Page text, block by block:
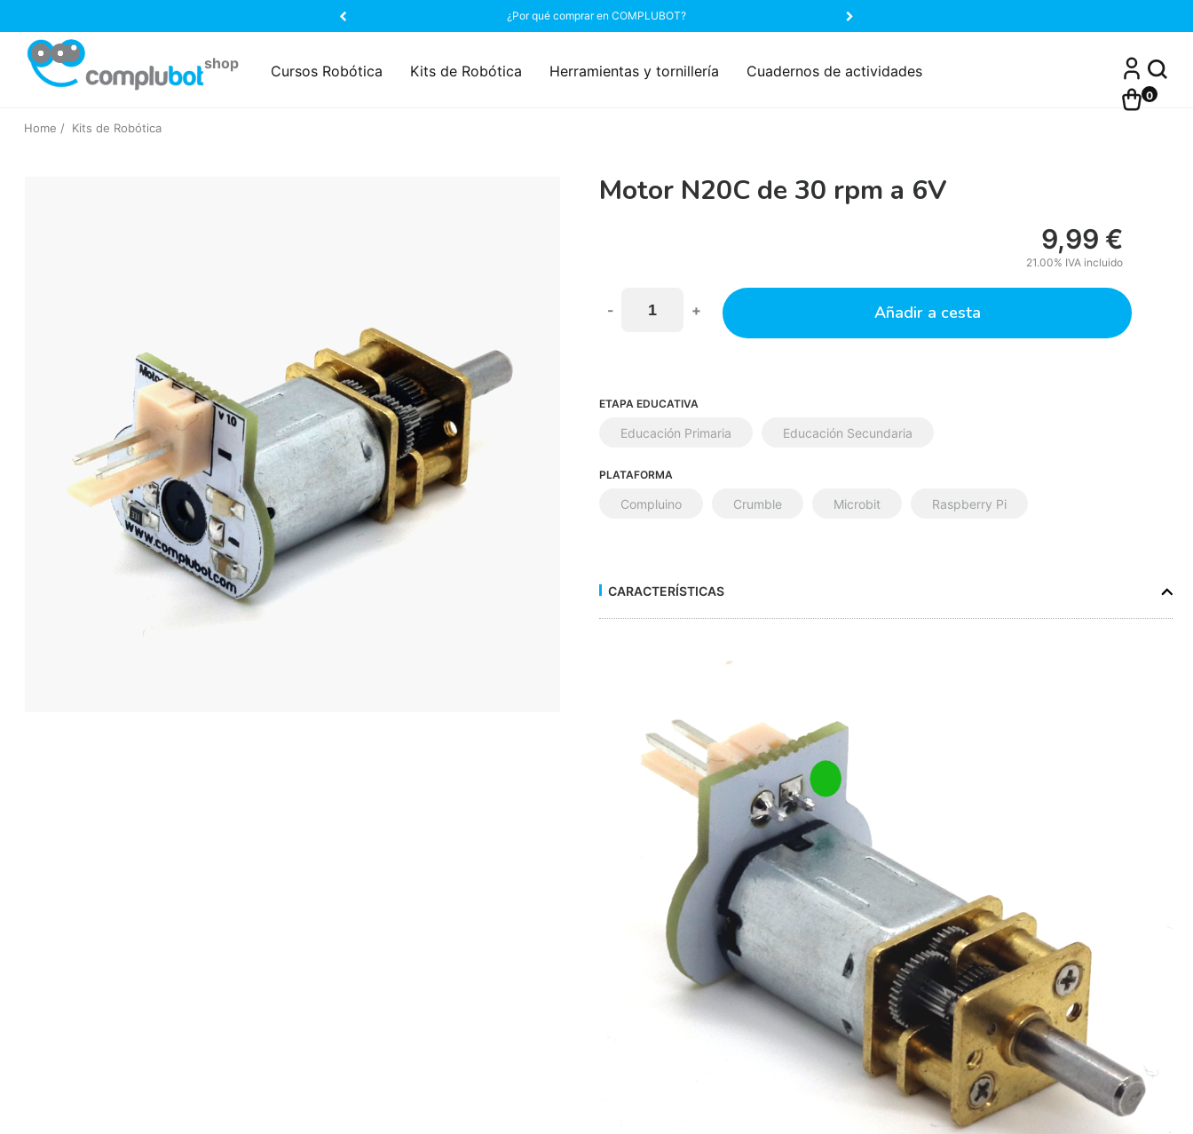
¿Por qué comprar en COMPLUBOT?
0
Cursos Robótica Kits de Robótica Herramientas y tornillería Cuadernos de actividades
Home Kits de Robótica
Motor N20C de 30 rpm a 6V
9,99 €
21.00% IVA incluido
- + Añadir a cesta
ETAPA EDUCATIVA
Educación Primaria Educación Secundaria
PLATAFORMA
Compluino Crumble Microbit Raspberry Pi
CARACTERÍSTICAS